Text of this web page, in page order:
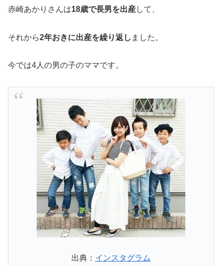
赤崎あかりさんは18歳で長男を出産して、
それから2年おきに出産を繰り返し ました。
今では4人の男の子のママです。
出典： インスタグラム